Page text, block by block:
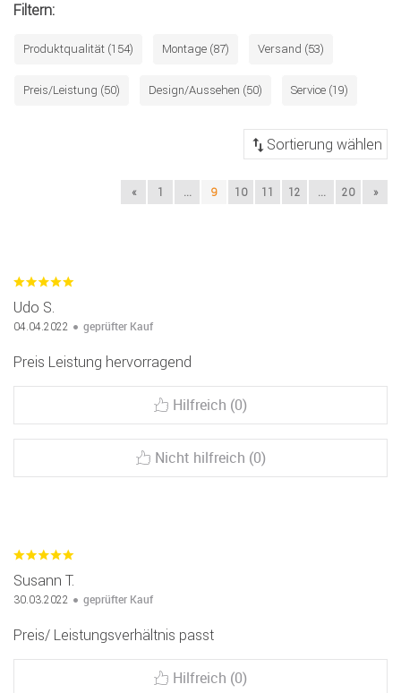
Filtern:
Produktqualität (154) Montage (87) Versand (53)
Preis/Leistung (50) Design/Aussehen (50) Service (19)
« 1 ... 9 10 11 12 ... 20 »
Udo S.
04.04.2022 geprüfter Kauf
Preis Leistung hervorragend
Hilfreich (0)
Nicht hilfreich (0)
Susann T.
30.03.2022 geprüfter Kauf
Preis/ Leistungsverhältnis passt
Hilfreich (0)